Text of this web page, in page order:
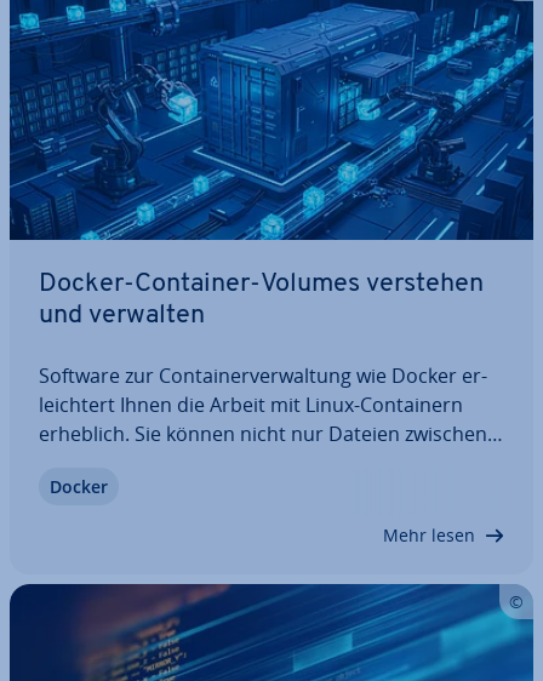
Docker-Container-Volumes verstehen
und verwalten
Software zur Con­tai­ner­ver­wal­tung wie Docker er­
leich­tert Ihnen die Arbeit mit Linux-Con­tai­nern
erheblich. Sie können nicht nur Dateien zwischen
aus Con­tai­nern speichern. Dieser Artikel zeigt
Docker
Mehr lesen